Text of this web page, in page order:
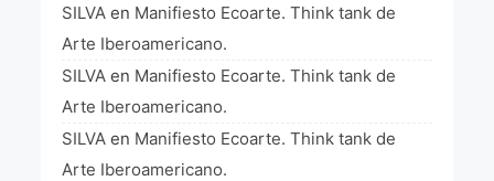
SILVA en Manifiesto Ecoarte. Think tank de
Arte Iberoamericano.
SILVA en Manifiesto Ecoarte. Think tank de
Arte Iberoamericano.
SILVA en Manifiesto Ecoarte. Think tank de
Arte Iberoamericano.